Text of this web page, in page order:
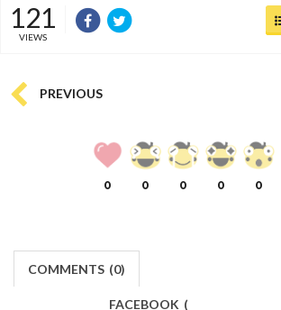
121
VIEWS
PREVIOUS
0 0 0 0 0
COMMENTS (0)
FACEBOOK (